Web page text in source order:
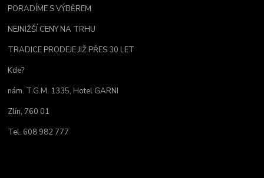
PORADÍME S VÝBĚREM
NEJNIŽŠÍ CENY NA TRHU
TRADICE PRODEJE JIŽ PŘES 30 LET
Kde?
nám. T.G.M. 1335, Hotel GARNI
Zlín, 760 01
Tel. 608 982 777